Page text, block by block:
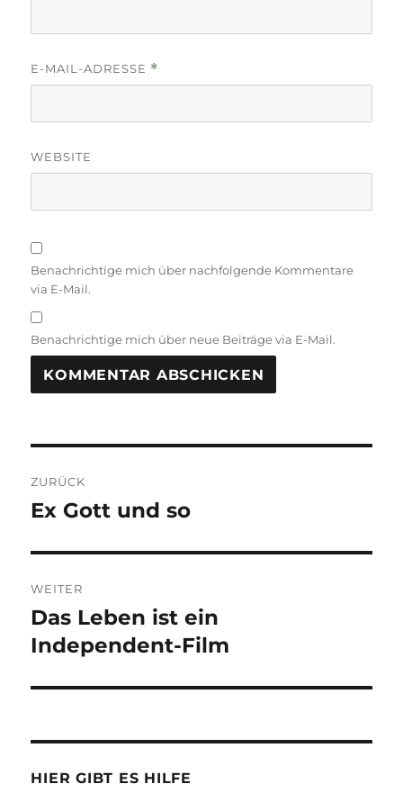
E-MAIL-ADRESSE *
WEBSITE
Benachrichtige mich über nachfolgende Kommentare
via E-Mail.
Benachrichtige mich über neue Beiträge via E-Mail.
ZURÜCK
Vorheriger
Ex Gott und so
WEITER
Nächster
Beitrag:
Das Leben ist ein
Independent-Film
HIER GIBT ES HILFE